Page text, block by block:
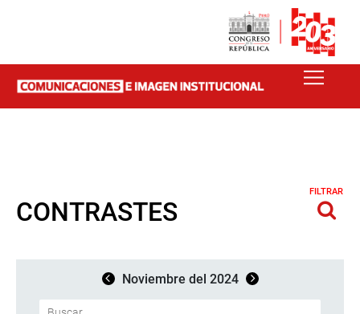
CONTRASTES
FILTRAR
Noviembre del 2024